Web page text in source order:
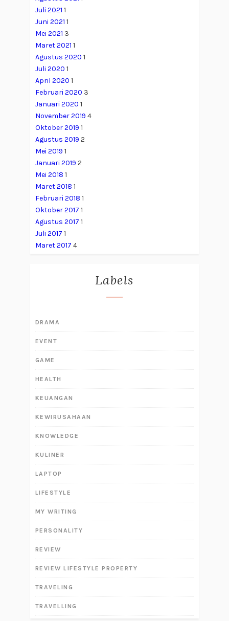
Juli 2021 1
Juni 2021 1
Mei 2021 3
Maret 2021 1
Agustus 2020 1
Juli 2020 1
April 2020 1
Februari 2020 3
Januari 2020 1
November 2019 4
Oktober 2019 1
Agustus 2019 2
Mei 2019 1
Januari 2019 2
Mei 2018 1
Maret 2018 1
Februari 2018 1
Oktober 2017 1
Agustus 2017 1
Juli 2017 1
Maret 2017 4
Labels
DRAMA
EVENT
GAME
HEALTH
KEUANGAN
KEWIRUSAHAAN
KNOWLEDGE
KULINER
LAPTOP
LIFESTYLE
MY WRITING
PERSONALITY
REVIEW
REVIEW LIFESTYLE PROPERTY
TRAVELING
TRAVELLING